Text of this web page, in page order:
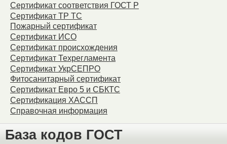
Сертификат соответствия ГОСТ Р
Сертификат ТР ТС
Пожарный сертификат
Сертификат ИСО
Сертификат происхождения
Сертификат Техрегламента
Сертификат УкрСЕПРО
Фитосанитарный сертификат
Сертификат Евро 5 и СБКТС
Сертификация ХАССП
Справочная информация
База кодов ГОСТ